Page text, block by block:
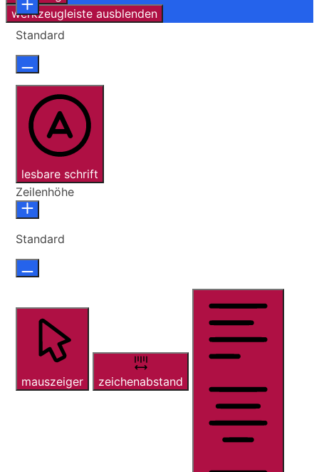
werkzeugleiste ausblenden
Standard
lesbare schrift
Zeilenhöhe
Standard
mauszeiger zeichenabstand